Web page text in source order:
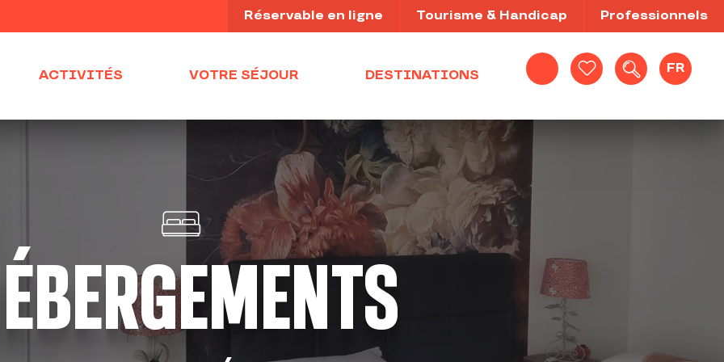
Recherche
FR
Réservable en ligne Tourisme & Handicap Professionnels
ACTIVITÉS VOTRE SÉJOUR DESTINATIONS